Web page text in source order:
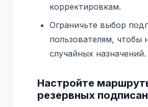
корректировкам.
Ограничьте выбор
пользователям, чтобы
случайных назначений.
Настройте
резервных